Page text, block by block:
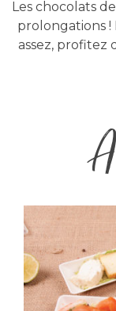
Les chocolats
prolongations !
assez, profitez